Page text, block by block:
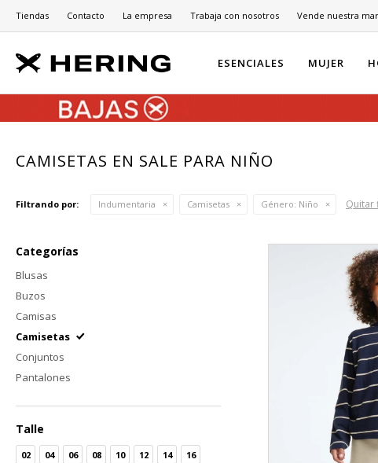
ESENCIALES MUJER
Tiendas Contacto La empresa Trabaja con nosotros Vende nuestra
CAMISETAS EN SALE PARA NIÑO
Filtrando por: Indumentaria Camisetas Género: Niño Quitar
Categorías
Blusas
Buzos
Camisas
Camisetas
Conjuntos
Pantalones
Talle
02 04 06 08 10 12 14 16